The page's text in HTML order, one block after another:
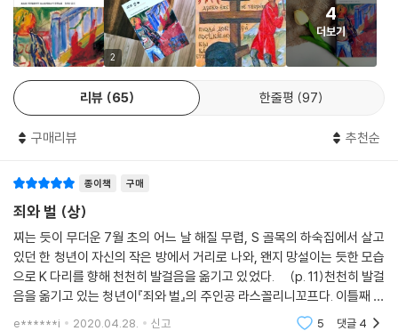
2
4
더보기
리뷰 65 한줄평 97
구매리뷰 추천순
종이책 구매
죄와 벌 (상)
찌는 듯이 무더운 7월 초의 어느 날 해질 무렵, S 골목의 하숙집에서 살고
있던 한 청년이 자신의 작은 방에서 거리로 나와, 왠지 망설이는 듯한 모습
으로 K 다리를 향해 천천히 발걸음을 옮기고 있었다. (p. 11)천천히 발걸
음을 옮기고 있는 청년이『죄와 벌』의 주인공 라스꼴리니꼬프다. 이틀째 아
무것도 먹지 못해 생각이 뒤죽박죽이다. 〈음······ 그래······ 모든 일은 마음
e******i 2020.04.28. 신고 5 댓글 4